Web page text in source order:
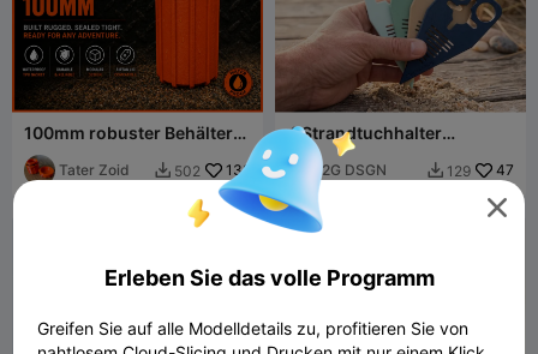
100mm robuster Behälter
mit TPU-Dichtung
Tater Zoid  502 132
4 Strandtuchhalter
Schnelldruck
2G DSGN  129 47

Erleben Sie das volle Programm
Greifen Sie auf alle Modelldetails zu, profitieren Sie von